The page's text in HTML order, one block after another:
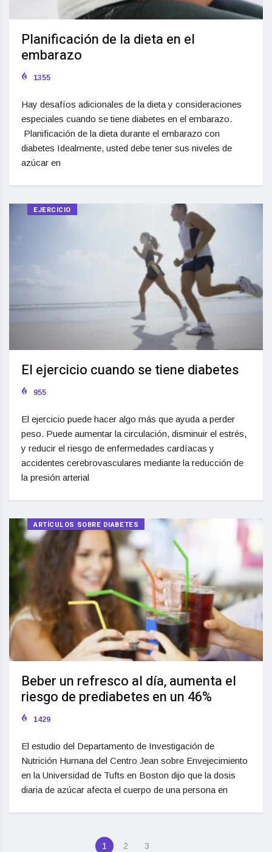
Planificación de la dieta en el
embarazo
1355
Hay desafíos adicionales de la dieta y consideraciones
especiales cuando se tiene diabetes en el embarazo.
Planificación de la dieta durante el embarazo con
diabetes Idealmente, usted debe tener sus niveles de
azúcar en
EJERCICIO
El ejercicio cuando se tiene diabetes
955
El ejercicio puede hacer algo más que ayuda a perder
peso. Puede aumentar la circulación, disminuir el estrés,
y reducir el riesgo de enfermedades cardíacas y
accidentes cerebrovasculares mediante la reducción de
la presión arterial
ARTÍCULOS SOBRE DIABETES
Beber un refresco al día, aumenta el
riesgo de prediabetes en un 46%
1429
El estudio del Departamento de Investigación de
Nutrición Humana del Centro Jean sobre Envejecimiento
en la Universidad de Tufts en Boston dijo que la dosis
diaria de azúcar afecta el cuerpo de una persona en
1 2 3